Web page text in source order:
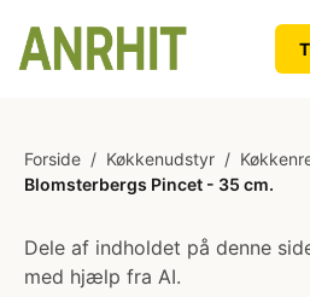
Forside / Køkkenudstyr /
Blomsterbergs Pincet - 35 cm.
Dele af indholdet på denne
med hjælp fra AI.